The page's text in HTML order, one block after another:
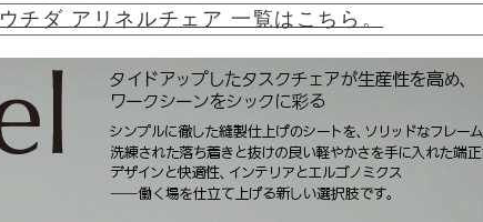
ウチダ アリネルチェア 一覧はこちら。